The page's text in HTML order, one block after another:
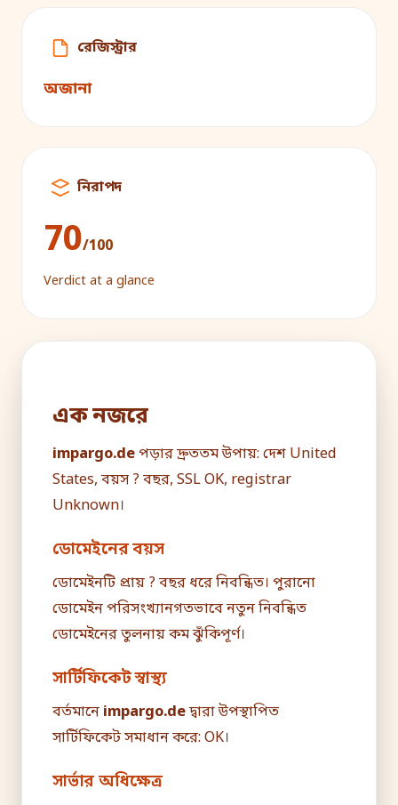
রেজিস্ট্রার
অজানা
নিরাপদ
70/100
Verdict at a glance
এক নজরে
impargo.deপড়ার দ্রুততম উপায়: দেশ United
States, বয়স ? বছর, SSL OK, registrar
Unknown।
ডোমেইনের বয়স
ডোমেইনটি প্রায় ? বছর ধরে নিবন্ধিত। পুরানো
ডোমেইন পরিসংখ্যানগতভাবে নতুন নিবন্ধিত
ডোমেইনের তুলনায় কম ঝুঁকিপূর্ণ।
সার্টিফিকেট স্বাস্থ্য
বর্তমানে impargo.deদ্বারা উপস্থাপিত
সার্টিফিকেট সমাধান করে: OK।
সার্ভার অধিক্ষেত্র